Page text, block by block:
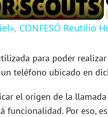
CONFESÓ Reutilio
para poder
teléfono ubicado en
el origen de la
Por eso,